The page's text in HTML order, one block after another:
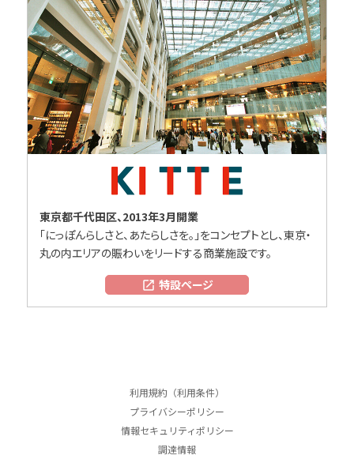
東京都千代田区、2013年3月開業
「にっぽんらしさと、あたらしさを。」をコンセプトとし、東京・
丸の内エリアの賑わいをリードする商業施設です。
open_in_new 特設ページ
利用規約（利用条件）
プライバシーポリシー
情報セキュリティポリシー
調達情報